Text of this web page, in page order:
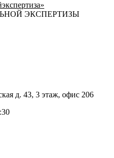
ЭКСПЕРТИЗЫ
д. 43, 3 этаж, офис 206